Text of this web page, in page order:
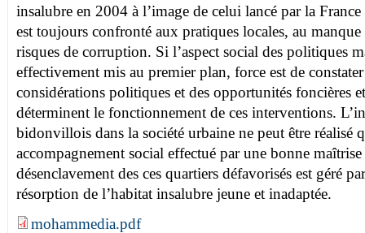
insalubre en 2004 à l’image de celui lancé par la
est toujours confronté aux pratiques locales, au manque
risques de corruption. Si l’aspect social des politiques
effectivement mis au premier plan, force est de
considérations politiques et des opportunités foncières
déterminent le fonctionnement de ces interventions.
bidonvillois dans la société urbaine ne peut être réalisé
accompagnement social effectué par une bonne
désenclavement des ces quartiers défavorisés est géré
résorption de l’habitat insalubre jeune et inadaptée.
mohammedia.pdf